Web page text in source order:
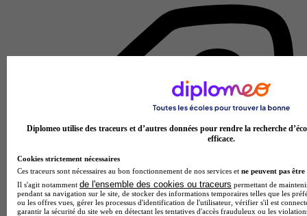
Diplomeo utilise des traceurs et d’autres données pour rendre la recherche
efficace.
Cookies strictement nécessaires
Ces traceurs sont nécessaires au bon fonctionnement de nos services et ne peuvent pas être
Il s'agit notamment de l'ensemble des cookies ou traceurs permettant de
pendant sa navigation sur le site, de stocker des informations temporaires telles que les
ou les offres vues, gérer les processus d'identification de l'utilisateur, vérifier s'il est
garantir la sécurité du site web en détectant les tentatives d'accès frauduleux ou les